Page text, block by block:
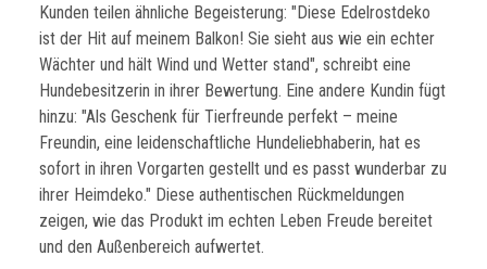
Kunden teilen ähnliche Begeisterung: "Diese Edelrostdeko
ist der Hit auf meinem Balkon! Sie sieht aus wie ein echter
Wächter und hält Wind und Wetter stand", schreibt eine
Hundebesitzerin in ihrer Bewertung. Eine andere Kundin fügt
hinzu: "Als Geschenk für Tierfreunde perfekt – meine
Freundin, eine leidenschaftliche Hundeliebhaberin, hat es
sofort in ihren Vorgarten gestellt und es passt wunderbar zu
ihrer Heimdeko." Diese authentischen Rückmeldungen
zeigen, wie das Produkt im echten Leben Freude bereitet
und den Außenbereich aufwertet.